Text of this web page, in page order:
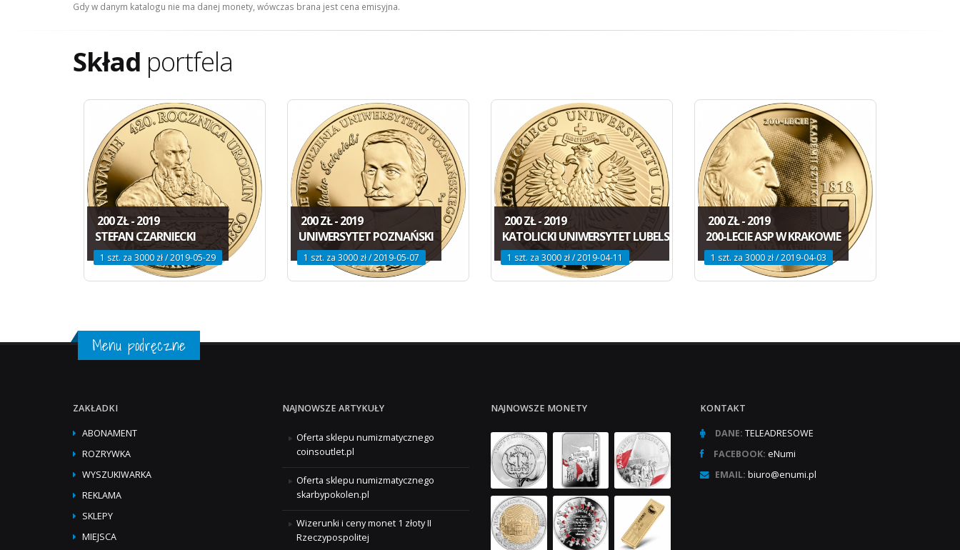
Gdy w danym katalogu nie ma danej monety, wówczas brana jest cena emisyjna.
Skład portfela
200 ZŁ - 2019
STEFAN CZARNIECKI
1 szt. za 3000 zł / 2019-05-29
200 ZŁ - 2019
UNIWERSYTET POZNAŃSKI
1 szt. za 3000 zł / 2019-05-07
200 ZŁ - 2019
KATOLICKI UNIWERSYTET LUBELSKI
1 szt. za 3000 zł / 2019-04-11
200 ZŁ - 2019
200-LECIE ASP W KRAKOWIE
1 szt. za 3000 zł / 2019-04-03
Menu podręczne
ZAKŁADKI
ABONAMENT
ROZRYWKA
WYSZUKIWARKA
REKLAMA
SKLEPY
MIEJSCA
NAJNOWSZE ARTYKUŁY
Oferta sklepu numizmatycznego
coinsoutlet.pl
Oferta sklepu numizmatycznego
skarbypokolen.pl
Wizerunki i ceny monet 1 złoty II
Rzeczypospolitej
NAJNOWSZE MONETY KONTAKT
DANE: TELEADRESOWE
FACEBOOK: eNumi
EMAIL: biuro@enumi.pl